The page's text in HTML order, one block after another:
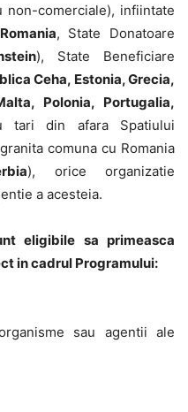
non-comerciale), infiintate
Romania, State Donatoare
), State Beneficiare
Ceha, Estonia, Grecia,
Polonia, Portugalia,
tari din afara Spatiului
comuna cu Romania
), orice organizatie
a acesteia.
eligibile sa primeasca
in cadrul Programului:
sau agentii ale